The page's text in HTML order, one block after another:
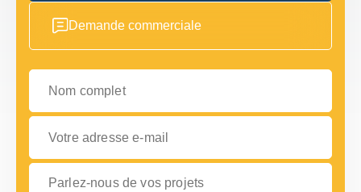
Demande commerciale
Nom complet
Votre adresse e-mail
Parlez-nous de vos projets